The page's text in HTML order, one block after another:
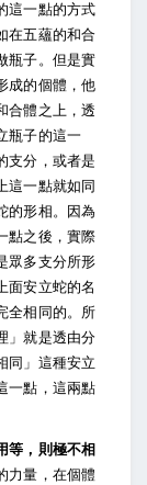
這一點的方式
在五蘊的和合
瓶子。但是實
成的個體，他
合體之上，透
瓶子的這一
支分，或者是
這一點就如同
的形相。因為
點之後，實際
眾多支分所形
面安立蛇的名
全相同的。所
」就是透由分
同」這種安立
一點，這兩點
等，則極不相
力量，在個體